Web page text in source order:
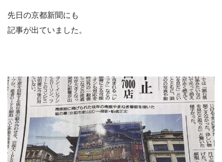
先日の京都新聞にも
記事が出ていました。